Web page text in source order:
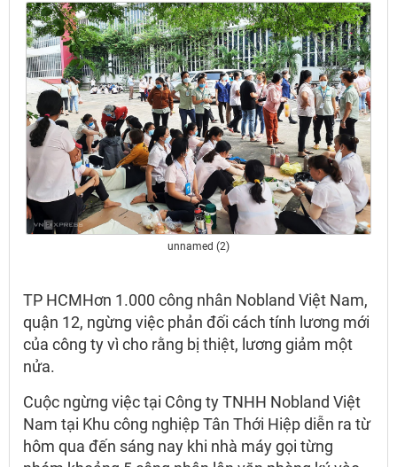
unnamed (2)
TP HCMHơn 1.000 công nhân Nobland Việt Nam,
quận 12, ngừng việc phản đối cách tính lương mới
của công ty vì cho rằng bị thiệt, lương giảm một
nửa.
Cuộc ngừng việc tại Công ty TNHH Nobland Việt
Nam tại Khu công nghiệp Tân Thới Hiệp diễn ra từ
hôm qua đến sáng nay khi nhà máy gọi từng